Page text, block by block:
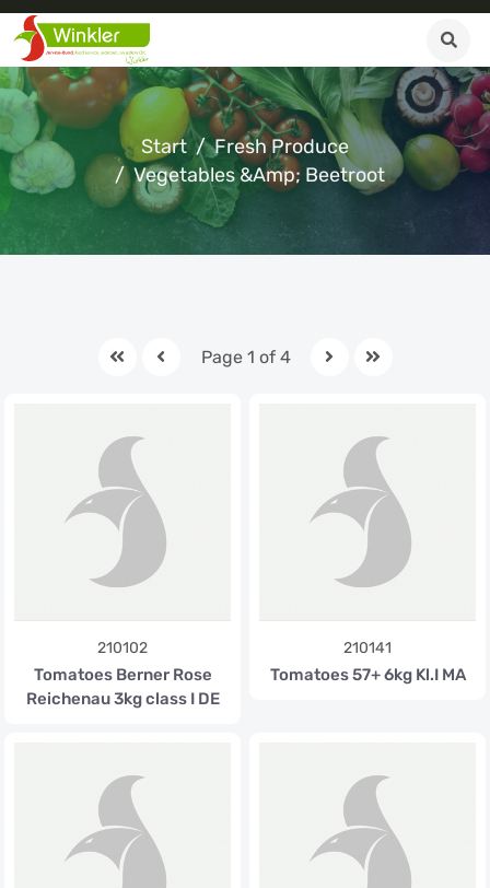
Start
Fresh Produce
Vegetables &amp; Beetroot
Page 1 of 4
210102
Tomatoes Berner Rose
Reichenau 3kg class I DE
210141
Tomatoes 57+ 6kg Kl.I MA